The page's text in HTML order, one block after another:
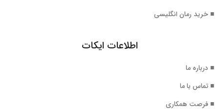
■ خرید رمان انگلیسی
اطلاعات ایکات
■ درباره ما
■ تماس با ما
■ فرصت همکاری